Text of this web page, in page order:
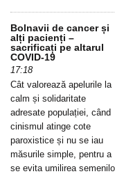
Bolnavii de cancer și
alți pacienți –
sacrificați pe altarul
COVID-19
17:18
Cât valorează apelurile la
calm și solidaritate
adresate populației, când
cinismul atinge cote
paroxistice și nu se iau
măsurile simple, pentru a
se evita umilirea